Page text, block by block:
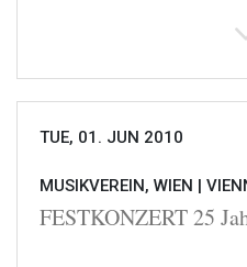
TUE, 01. JUN 2010
MUSIKVEREIN, WIEN |
FESTKONZERT 25